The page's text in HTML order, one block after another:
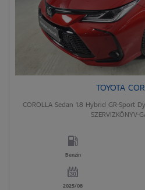
TOYOTA
COROLLA Sedan 1.8 Hybrid GR-Sport
SZERVIZKÖNYV-
Benzin
2025/08